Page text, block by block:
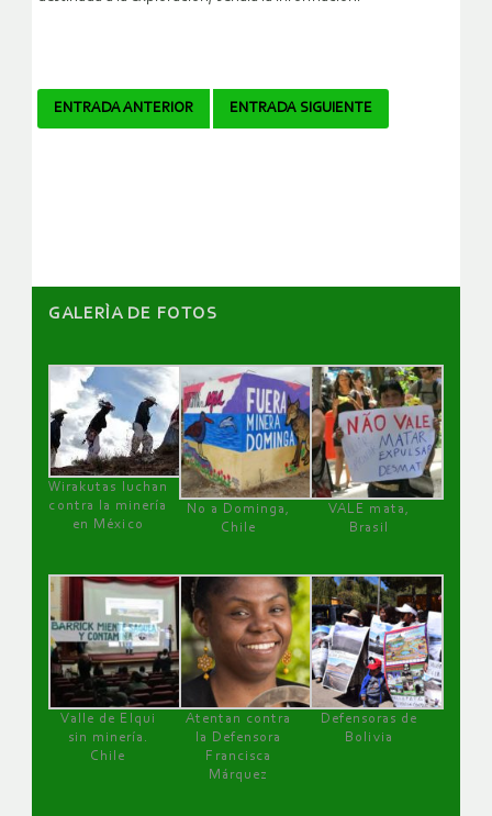
Navegador
ENTRADA ANTERIOR ENTRADA SIGUIENTE
GALERÌA DE FOTOS
Wirakutas luchan
contra la minería
en México
No a Dominga,
Chile
VALE mata,
Brasil
Valle de Elqui
sin minería.
Chile
Atentan contra
la Defensora
Francisca
Márquez
Defensoras de
Bolivia